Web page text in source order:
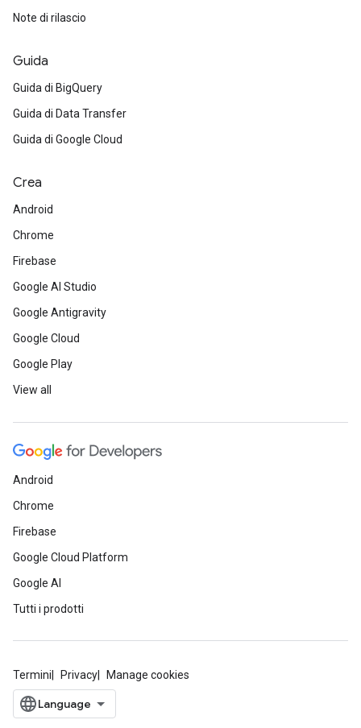
Note di rilascio
Guida
Guida di BigQuery
Guida di Data Transfer
Guida di Google Cloud
Crea
Android
Chrome
Firebase
Google AI Studio
Google Antigravity
Google Cloud
Google Play
View all
Android
Chrome
Firebase
Google Cloud Platform
Google AI
Tutti i prodotti
Termini Privacy Manage cookies